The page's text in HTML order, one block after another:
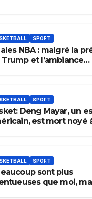
SPORT
NBA : malgré la
et l’ambiance
SPORT
Deng Mayar, un
est mort noyé
SPORT
sont plus
que moi,